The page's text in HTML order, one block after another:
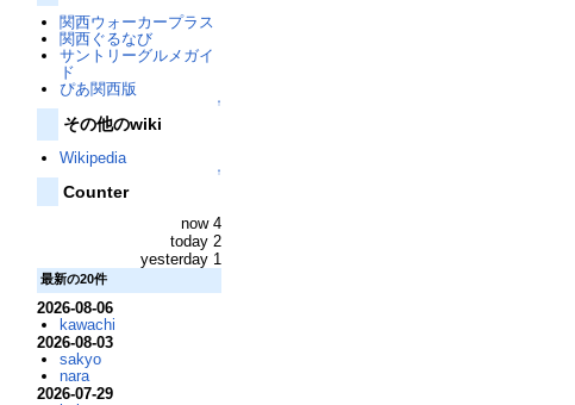
関西ウォーカープラス
関西ぐるなび
サントリーグルメガイ
ド
ぴあ関西版
↑
その他のwiki
Wikipedia
↑
Counter
now 4
today 2
yesterday 1
最新の20件
2026-08-06
kawachi
2026-08-03
sakyo
nara
2026-07-29